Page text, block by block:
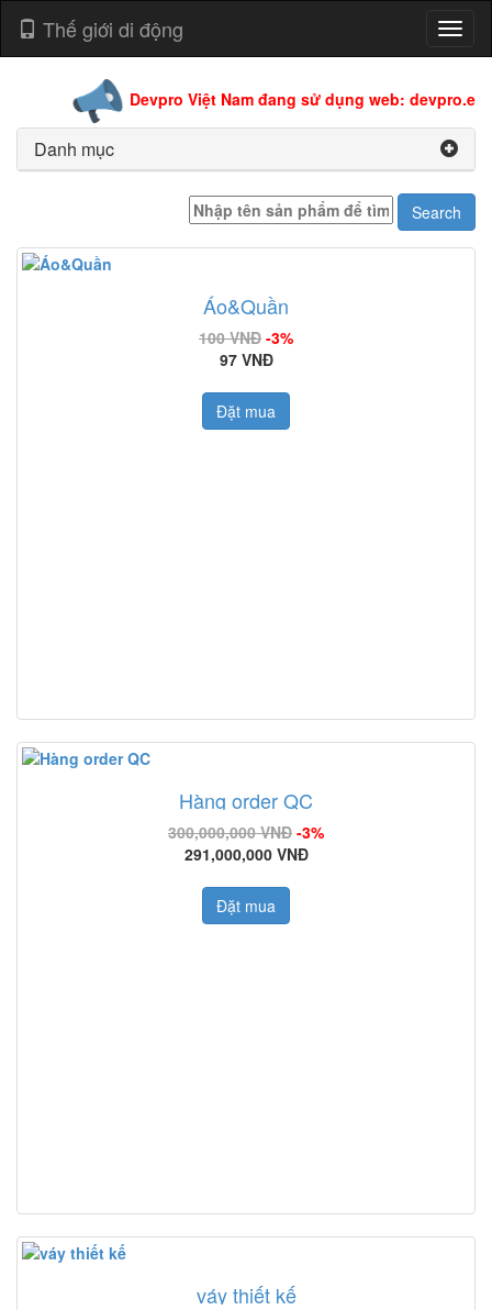
Thế giới di động
Devpro Việt Nam đang sử dụng web:
Danh mục
Áo&Quần
100 VNĐ -3%
97 VNĐ
Đặt mua
Hàng order QC
300,000,000 VNĐ -3%
291,000,000 VNĐ
Đặt mua
váy thiết kế